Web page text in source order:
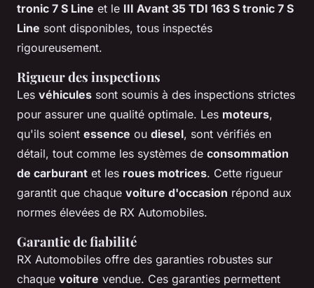
tronic 7 S Line et le III Avant 35 TDI 163 S tronic 7 S
Line sont disponibles, tous inspectés
rigoureusement.
Rigueur des inspections
Les véhicules sont soumis à des inspections strictes
pour assurer une qualité optimale. Les moteurs,
qu'ils soient essence ou diesel, sont vérifiés en
détail, tout comme les systèmes de consommation
de carburant et les roues motrices. Cette rigueur
garantit que chaque voiture d'occasion répond aux
normes élevées de RX Automobiles.
Garantie de fiabilité
RX Automobiles offre des garanties robustes sur
chaque voiture vendue. Ces garanties permettent